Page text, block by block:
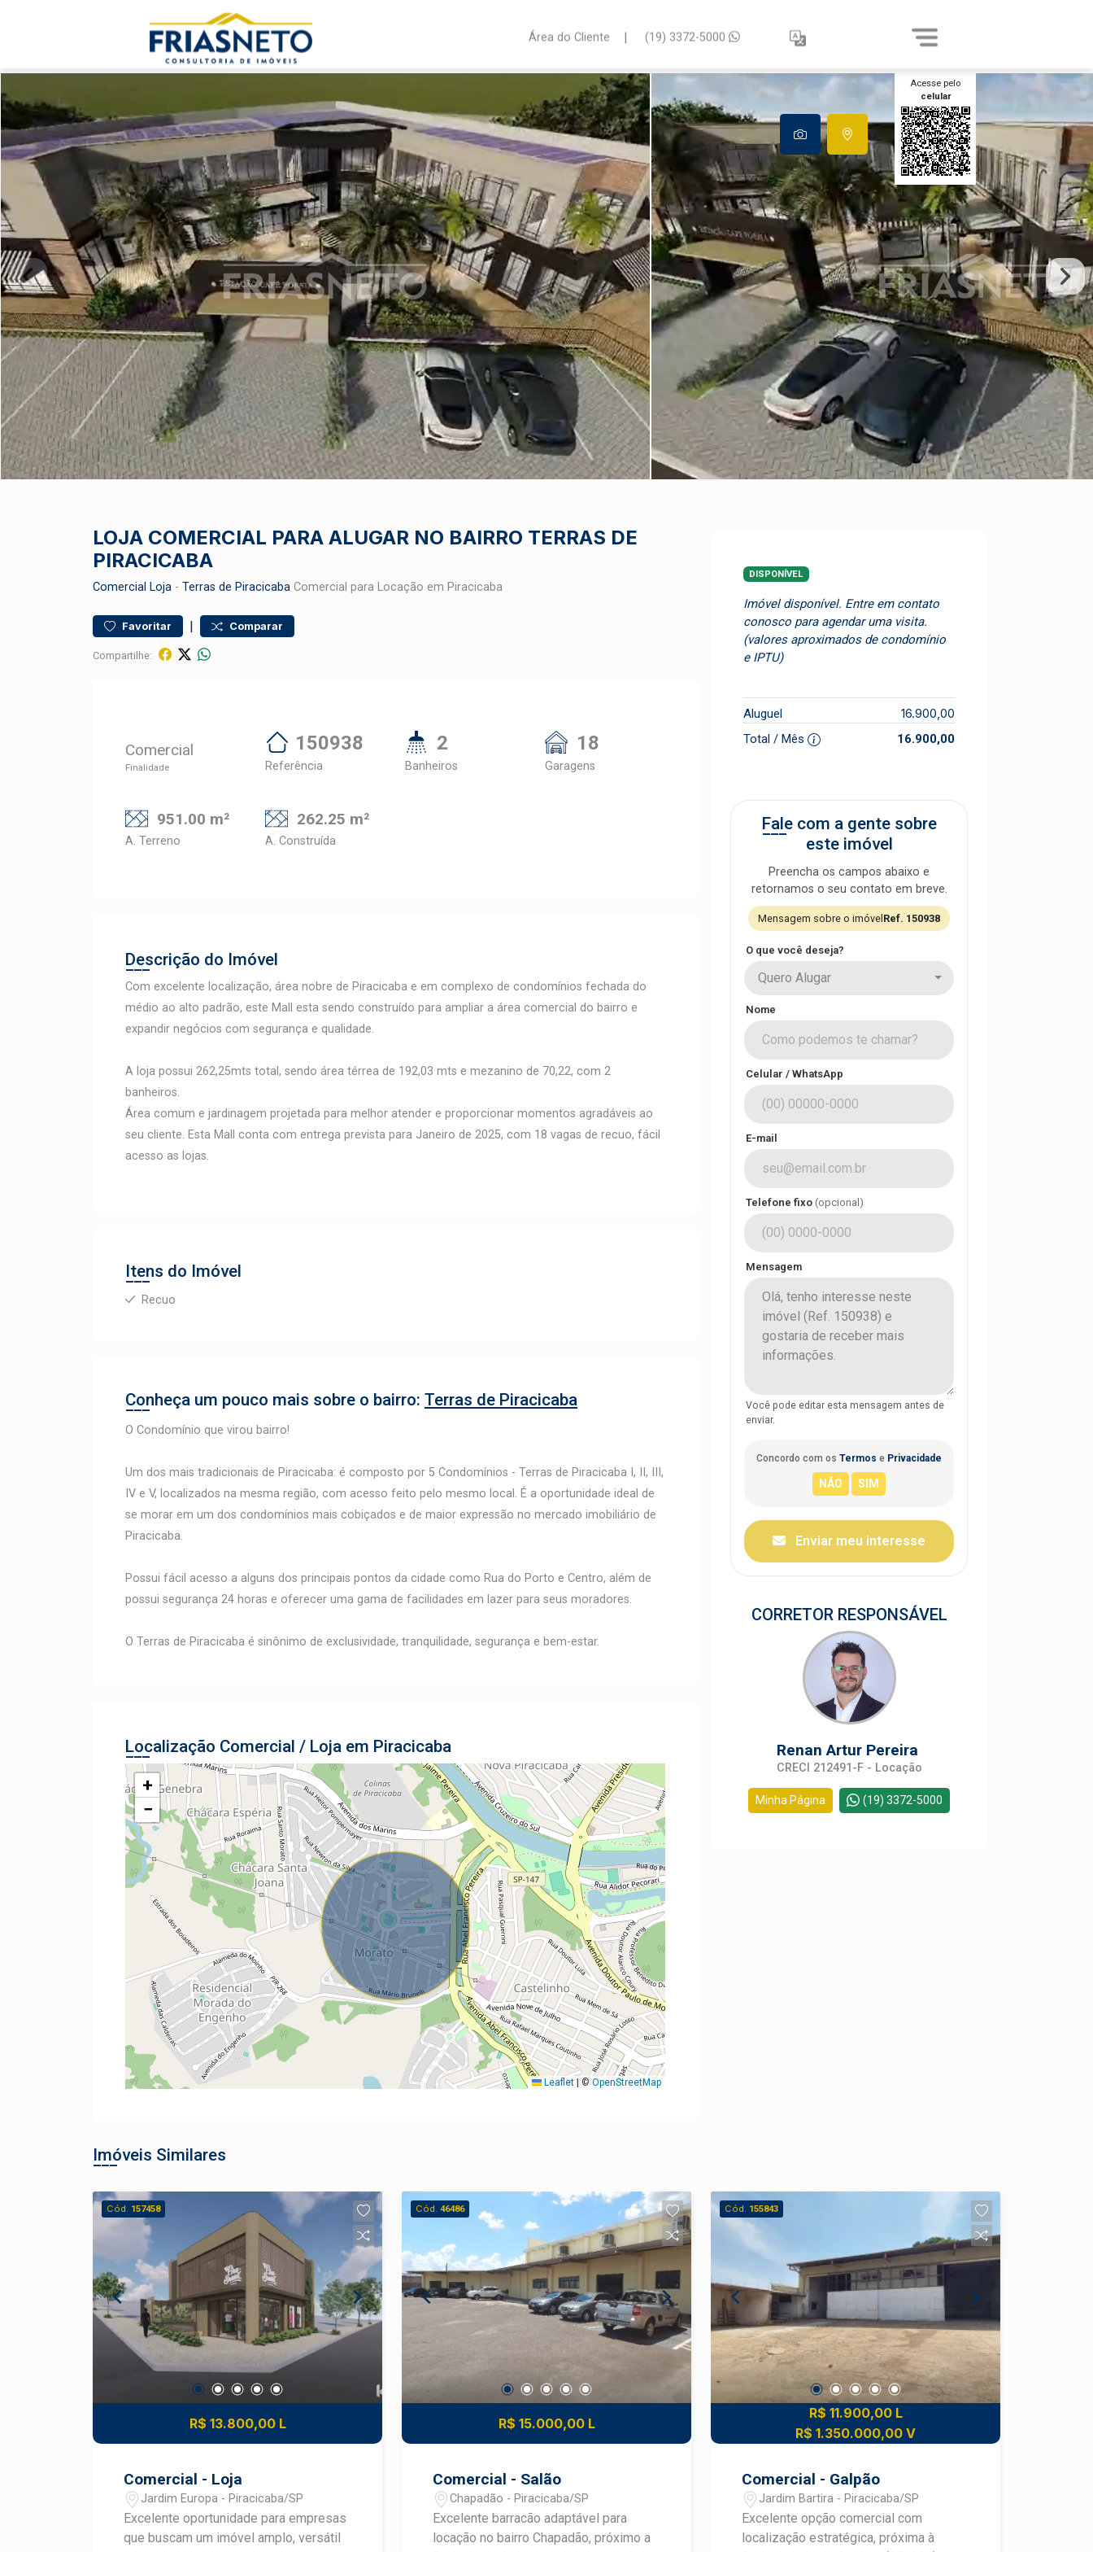
Área do Cliente | (19) 3372-5000
Acesse pelo
celular
LOJA COMERCIAL PARA ALUGAR NO BAIRRO TERRAS DE
PIRACICABA
Comercial Loja - Terras de Piracicaba Comercial para Locação em Piracicaba
Favoritar | Comparar
Compartilhe:
Comercial
Finalidade
150938
Referência
2
Banheiros
18
Garagens
951.00 m²
A. Terreno
262.25 m²
A. Construída
Descrição do Imóvel
Com excelente localização, área nobre de Piracicaba e em complexo de condomínios fechada do
médio ao alto padrão, este Mall esta sendo construído para ampliar a área comercial do bairro e
expandir negócios com segurança e qualidade.
A loja possui 262,25mts total, sendo área térrea de 192,03 mts e mezanino de 70,22, com 2
banheiros.
Área comum e jardinagem projetada para melhor atender e proporcionar momentos agradáveis ao
seu cliente. Esta Mall conta com entrega prevista para Janeiro de 2025, com 18 vagas de recuo, fácil
acesso as lojas.
Itens do Imóvel
Recuo
Conheça um pouco mais sobre o bairro: Terras de Piracicaba
O Condomínio que virou bairro!
Um dos mais tradicionais de Piracicaba: é composto por 5 Condomínios - Terras de Piracicaba I, II, III,
IV e V, localizados na mesma região, com acesso feito pelo mesmo local. É a oportunidade ideal de
se morar em um dos condomínios mais cobiçados e de maior expressão no mercado imobiliário de
Piracicaba.
Possui fácil acesso a alguns dos principais pontos da cidade como Rua do Porto e Centro, além de
possui segurança 24 horas e oferecer uma gama de facilidades em lazer para seus moradores.
O Terras de Piracicaba é sinônimo de exclusividade, tranquilidade, segurança e bem-estar.
Localização Comercial / Loja em Piracicaba
+
−
Leaflet |©OpenStreetMap
DISPONÍVEL
Imóvel disponível. Entre em contato
conosco para agendar uma visita.
(valores aproximados de condomínio
e IPTU)
Aluguel 16.900,00
Total / Mês 16.900,00
Fale com a gente sobre
este imóvel
Preencha os campos abaixo e
retornamos o seu contato em breve.
Mensagem sobre o imóvel Ref. 150938
O que você deseja?
Quero Alugar
Nome
Celular / WhatsApp
E-mail
Telefone fixo (opcional)
Mensagem
Você pode editar esta mensagem antes de
enviar.
Concordo com os Termos e Privacidade
Enviar meu interesse
CORRETOR RESPONSÁVEL
Renan Artur Pereira
CRECI 212491-F - Locação
Minha Página (19) 3372-5000
Imóveis Similares
Cód. 157458
R$ 13.800,00 L
Comercial - Loja
Jardim Europa - Piracicaba/SP
Excelente oportunidade para empresas
que buscam um imóvel amplo, versátil
Cód. 46486
R$ 15.000,00 L
Comercial - Salão
Chapadão - Piracicaba/SP
Excelente barracão adaptável para
locação no bairro Chapadão, próximo a
Cód. 155843
R$ 11.900,00 L
R$ 1.350.000,00 V
Comercial - Galpão
Jardim Bartira - Piracicaba/SP
Excelente opção comercial com
localização estratégica, próxima à